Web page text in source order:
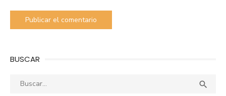
BUSCAR
Buscar: 